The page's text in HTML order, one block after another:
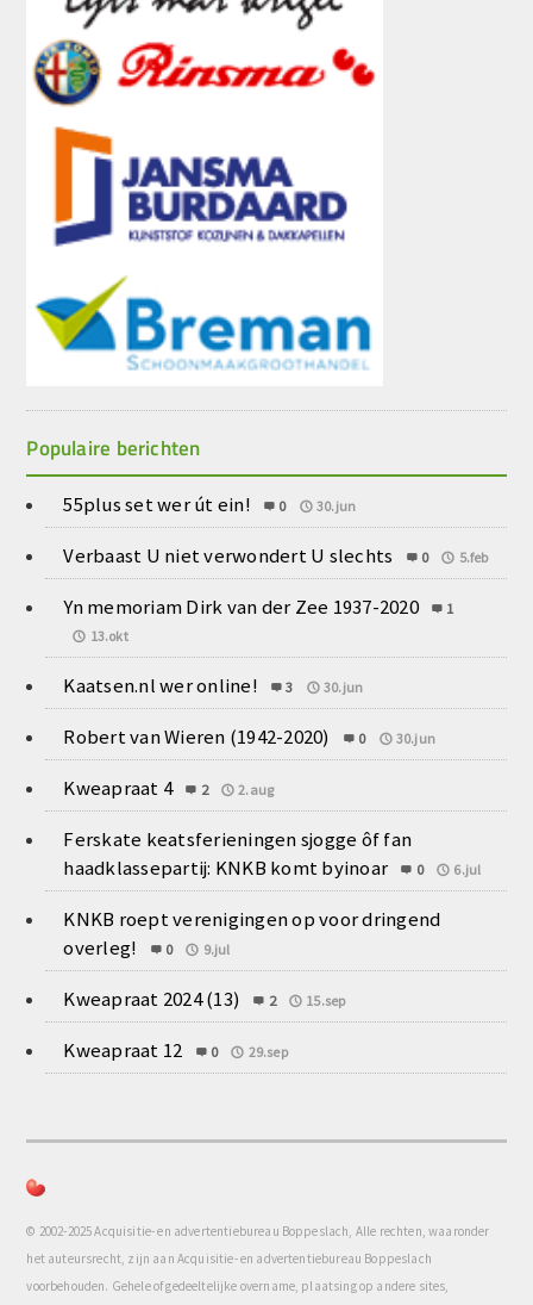
Populaire berichten
55plus set wer út ein! 0 30.jun
Verbaast U niet verwondert U slechts 0 5.feb
Yn memoriam Dirk van der Zee 1937-2020
1
13.okt
Kaatsen.nl wer online! 3 30.jun
Robert van Wieren (1942-2020) 0 30.jun
Kweapraat 4 2 2.aug
Ferskate keatsferieningen sjogge ôf fan
haadklassepartij: KNKB komt byinoar
0 6.jul
KNKB roept verenigingen op voor dringend
overleg!
0 9.jul
Kweapraat 2024 (13) 2 15.sep
Kweapraat 12 0 29.sep
© 2002-2025 Acquisitie- en advertentiebureau Boppeslach, Alle rechten, waaronder
het auteursrecht, zijn aan Acquisitie- en advertentiebureau Boppeslach
voorbehouden. Gehele of gedeeltelijke overname, plaatsing op andere sites,